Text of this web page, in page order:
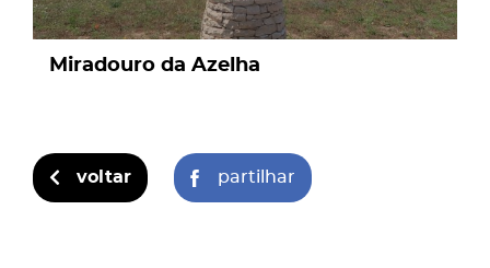
Miradouro da Azelha
voltar partilhar